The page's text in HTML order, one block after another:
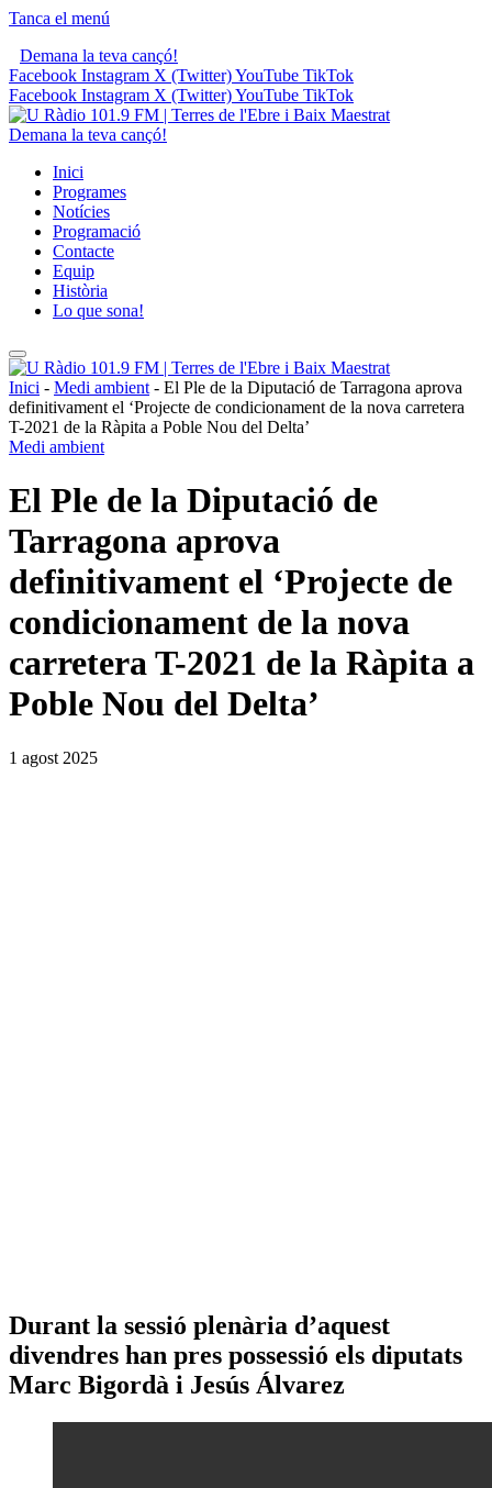
Tanca el menú
Demana la teva cançó!
Facebook Instagram X (Twitter)YouTube TikTok
Facebook Instagram X (Twitter)YouTube TikTok
Demana la teva cançó!
Inici
Programes
Notícies
Programació
Contacte
Equip
Història
Lo que sona!
Inici - Medi ambient - El Ple de la Diputació de Tarragona aprova
definitivament el ‘Projecte de condicionament de la nova carretera
T-2021 de la Ràpita a Poble Nou del Delta’
Medi ambient
El Ple de la Diputació de
Tarragona aprova
definitivament el ‘Projecte de
condicionament de la nova
carretera T-2021 de la Ràpita a
Poble Nou del Delta’
1 agost 2025
Durant la sessió plenària d’aquest
divendres han pres possessió els diputats
Marc Bigordà i Jesús Álvarez